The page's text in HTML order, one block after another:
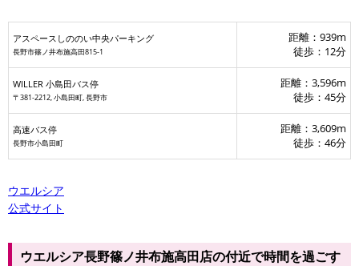
アスペースしののい中央パーキング
長野市篠ノ井布施高田815-1
距離：939m
徒歩：12分
WILLER 小島田バス停
〒381-2212, 小島田町, 長野市
距離：3,596m
徒歩：45分
高速バス停
長野市小島田町
距離：3,609m
徒歩：46分
ウエルシア
公式サイト
ウエルシア長野篠ノ井布施高田店の付近で時間を過ごす